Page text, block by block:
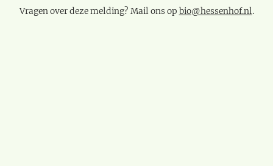
Vragen over deze melding? Mail ons op bio@hessenhof.nl.